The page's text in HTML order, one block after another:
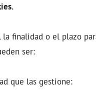
, la finalidad o el plazo
ser:
que las gestione: